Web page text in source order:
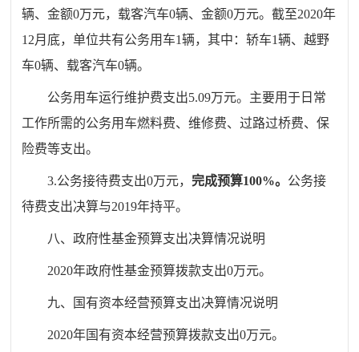
辆、金额0万元，载客汽车0辆、金额0万元。截至2020年
12月底，单位共有公务用车1辆，其中：轿车1辆、越野
车0辆、载客汽车0辆。
公务用车运行维护费支出5.09万元。主要用于日常
工作所需的公务用车燃料费、维修费、过路过桥费、保
险费等支出。
3.公务接待费支出0万元， 完成预算100%。 公务接
待费支出决算与2019年持平。
八、政府性基金预算支出决算情况说明
2020年政府性基金预算拨款支出0万元。
九、国有资本经营预算支出决算情况说明
2020年国有资本经营预算拨款支出0万元。